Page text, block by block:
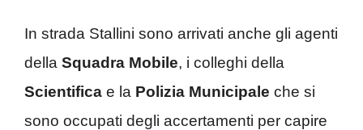
In strada Stallini sono arrivati anche gli agenti
della Squadra Mobile, i colleghi della
Scientifica e la Polizia Municipale che si
sono occupati degli accertamenti per capire